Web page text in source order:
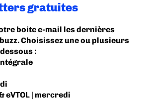
gratuites
boite e-mail les dernières
Choisissez une ou plusieurs
:
eVTOL | mercredi